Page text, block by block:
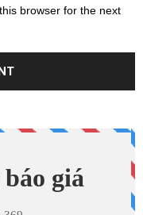
browser for the next